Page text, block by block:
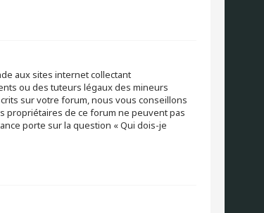
aux sites internet collectant
ou des tuteurs légaux des mineurs
sur votre forum, nous vous conseillons
propriétaires de ce forum ne peuvent pas
porte sur la question « Qui dois-je